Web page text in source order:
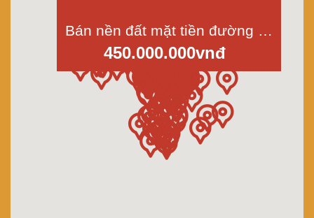
Bán nền đất mặt tiền đường Chín Đảo, ấp Thanh Ba, Cần Giuộc, Long An, Dt 5x21m
450.000.000vnđ